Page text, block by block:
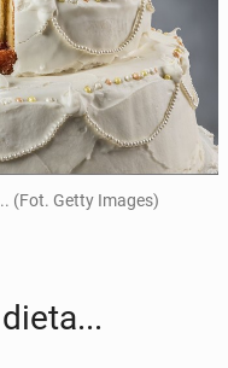
(Fot. Getty Images)